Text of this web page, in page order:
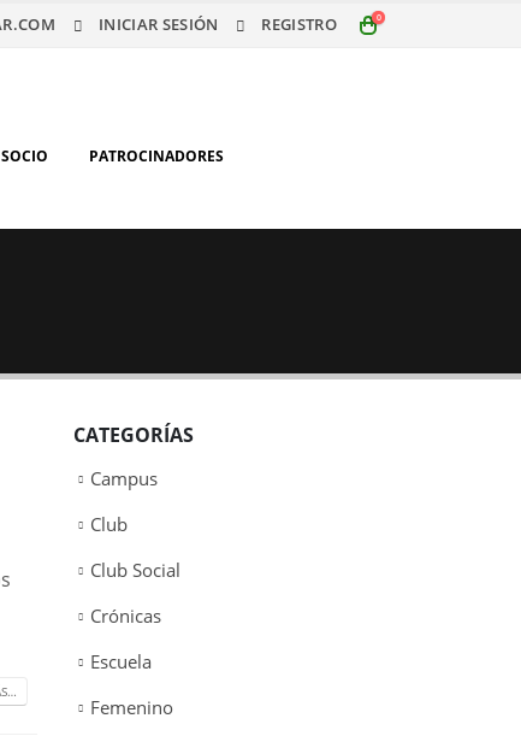
INICIAR SESIÓN REGISTRO 0
PATROCINADORES
CATEGORÍAS
Campus
Club
Club Social
Crónicas
Escuela
Femenino